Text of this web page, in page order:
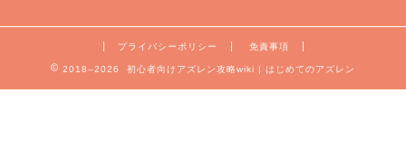
プライバシーポリシー 免責事項
2018–2026 初心者向けアズレン攻略wiki | はじめてのアズレン